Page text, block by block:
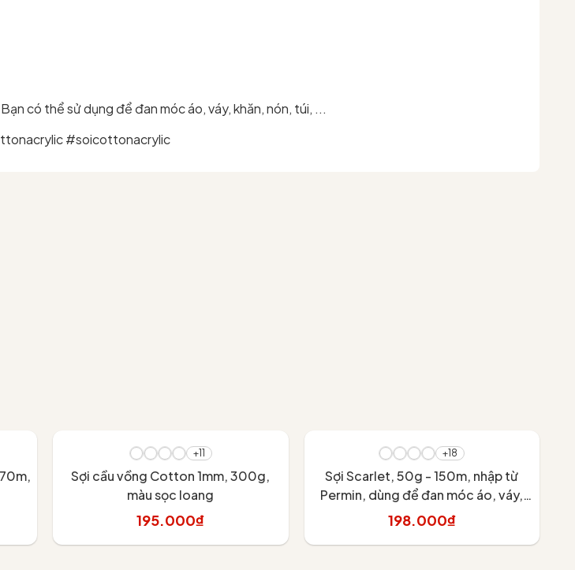
có thể sử dụng để đan móc áo, váy, khăn, nón, túi, ...
#soicottonacrylic
+11
Sợi cầu vồng Cotton 1mm, 300g,
màu sọc loang
195.000₫
+18
Sợi Scarlet, 50g - 150m, nhập từ
Permin, dùng để đan móc áo, váy,
khăn
198.000₫